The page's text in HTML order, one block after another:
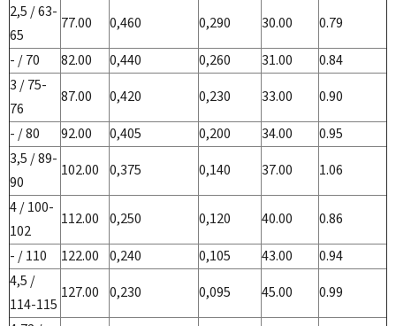
2,5 / 63-
65
77.00 0,460 0,290 30.00
0.79
- / 70
82.00 0,440 0,260 31.00
0.84
3 / 75-
76
87.00 0,420 0,230 33.00
0.90
- / 80
92.00 0,405 0,200 34.00
0.95
3,5 / 89-
90
102.00 0,375 0,140 37.00
1.06
4 / 100-
102
112.00 0,250 0,120 40.00
0.86
- / 110
122.00 0,240 0,105 43.00
0.94
4,5 /
114-115
127.00 0,230 0,095 45.00
0.99